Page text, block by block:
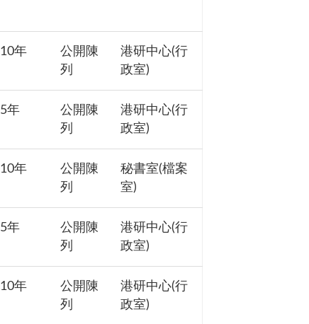
10年
公開陳
列
港研中心(行
政室)
5年
公開陳
列
港研中心(行
政室)
10年
公開陳
列
秘書室(檔案
室)
5年
公開陳
列
港研中心(行
政室)
10年
公開陳
列
港研中心(行
政室)